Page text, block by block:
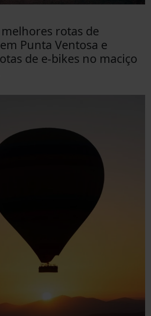
rotas de
Punta Ventosa e
de e-bikes no maciço